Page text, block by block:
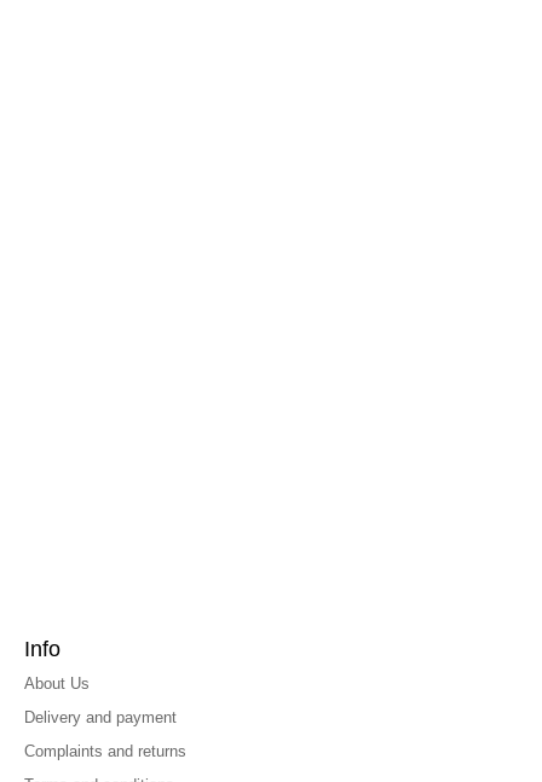
Info
About Us
Delivery and payment
Complaints and returns